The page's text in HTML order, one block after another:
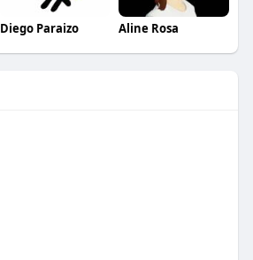
Diego Paraizo Aline Rosa